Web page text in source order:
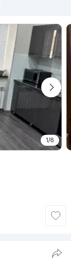
1/6